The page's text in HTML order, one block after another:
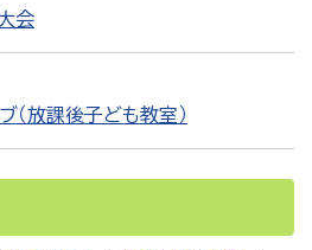
会
（放課後子ども教室）